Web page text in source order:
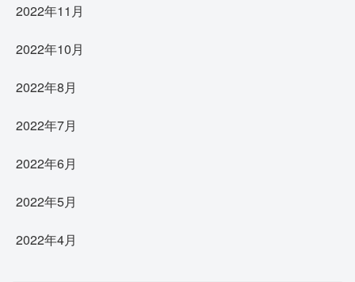
2022年11月
2022年10月
2022年8月
2022年7月
2022年6月
2022年5月
2022年4月